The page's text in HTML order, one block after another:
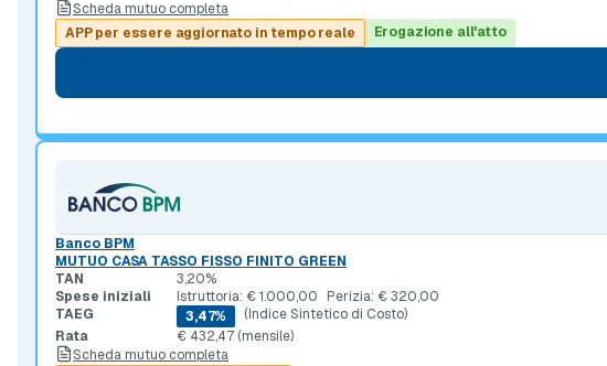
Scheda mutuo completa
APP per essere aggiornato in tempo reale
Erogazione all'atto
Banco BPM
MUTUO CASA TASSO FISSO FINITO GREEN
TAN
3,20%
Spese iniziali
Istruttoria: € 1.000,00
Perizia: € 320,00
TAEG
3,47%
(Indice Sintetico di Costo)
Rata
€ 432,47 (mensile)
Scheda mutuo completa